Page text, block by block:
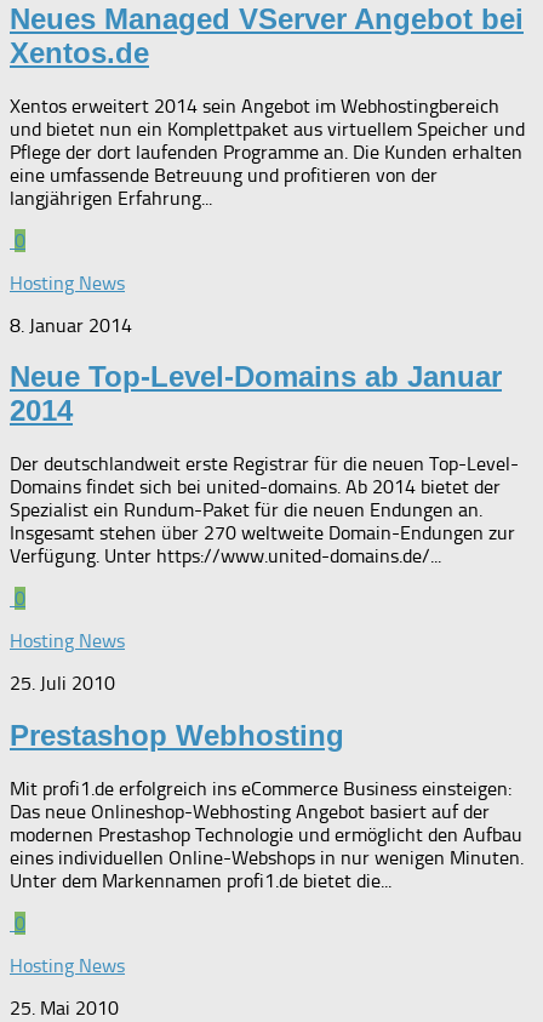
Neues Managed VServer Angebot bei
Xentos.de
Xentos erweitert 2014 sein Angebot im Webhostingbereich
und bietet nun ein Komplettpaket aus virtuellem Speicher und
Pflege der dort laufenden Programme an. Die Kunden erhalten
eine umfassende Betreuung und profitieren von der
langjährigen Erfahrung...
0
Hosting News
8. Januar 2014
Neue Top-Level-Domains ab Januar
2014
Der deutschlandweit erste Registrar für die neuen Top-Level-
Domains findet sich bei united-domains. Ab 2014 bietet der
Spezialist ein Rundum-Paket für die neuen Endungen an.
Insgesamt stehen über 270 weltweite Domain-Endungen zur
Verfügung. Unter https://www.united-domains.de/...
0
Hosting News
25. Juli 2010
Prestashop Webhosting
Mit profi1.de erfolgreich ins eCommerce Business einsteigen:
Das neue Onlineshop-Webhosting Angebot basiert auf der
modernen Prestashop Technologie und ermöglicht den Aufbau
eines individuellen Online-Webshops in nur wenigen Minuten.
Unter dem Markennamen profi1.de bietet die...
0
Hosting News
25. Mai 2010